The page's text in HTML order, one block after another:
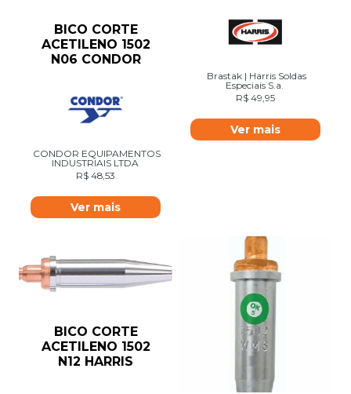
BICO CORTE
ACETILENO 1502
N06 CONDOR
CONDOR EQUIPAMENTOS
INDUSTRIAIS LTDA
R$ 48,53
Ver mais
Brastak | Harris Soldas
Especiais S.a.
R$ 49,95
Ver mais
BICO CORTE
ACETILENO 1502
N12 HARRIS